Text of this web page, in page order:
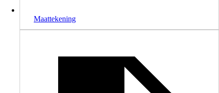
Maattekening